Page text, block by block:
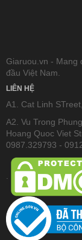
BIA NGOẠI
TRỐNG RƯỢU
Vang
Rượu Vang
VANG
Giaruou.vn - Mang
đầu Việt Nam.
LIÊN HỆ
A1. Cat Linh
A2. Vu Trong
Hoang Quoc Viet
0987.329793 -
.